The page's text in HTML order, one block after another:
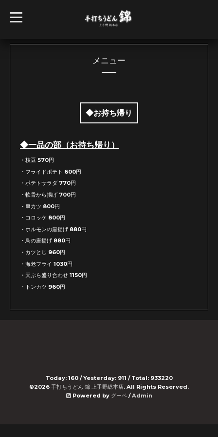
t
o
l
メニュー
◆お持ち帰り
◆一品の部（お持ち帰り）
・枝豆 570円
・フライドポテト 600円
・ポテトサラダ 770円
・軟骨から揚げ 700円
・串カツ 800円
・コロッケ 800円
・ホルモンの唐揚げ 880円
・鳥の唐揚げ 880円
・カツとじ 960円
・海老フライ 1030円
・天ぷら盛り合わせ 1150円
・トンカツ 960円
Today: 160/ Yesterday: 911 / Total: 933220
©2026 手打ちうどん 錦 上手野総本店. All Rights Reserved.
Powered by グーペ/Admin